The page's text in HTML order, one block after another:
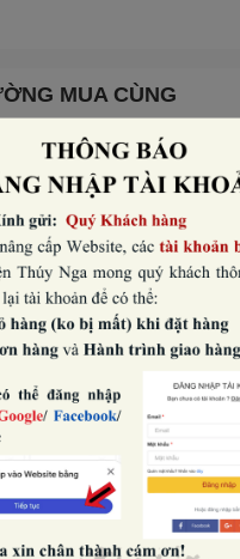
MUA CÙNG
xôi.
THÊM
Khuôn
36.480₫
38.000₫ -